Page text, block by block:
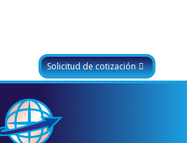
Solicitud de cotización